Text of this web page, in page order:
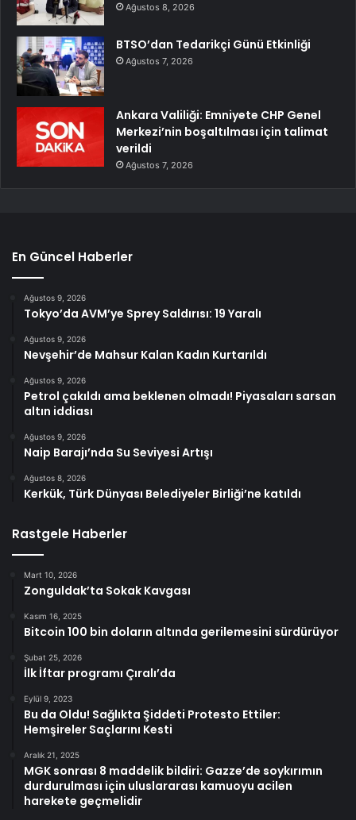
Ağustos 8, 2026
BTSO’dan Tedarikçi Günü Etkinliği
Ağustos 7, 2026
Ankara Valiliği: Emniyete CHP Genel
Merkezi’nin boşaltılması için talimat
verildi
Ağustos 7, 2026
En Güncel Haberler
Ağustos 9, 2026
Tokyo’da AVM’ye Sprey Saldırısı: 19 Yaralı
Ağustos 9, 2026
Nevşehir’de Mahsur Kalan Kadın Kurtarıldı
Ağustos 9, 2026
Petrol çakıldı ama beklenen olmadı! Piyasaları sarsan
altın iddiası
Ağustos 9, 2026
Naip Barajı’nda Su Seviyesi Artışı
Ağustos 8, 2026
Kerkük, Türk Dünyası Belediyeler Birliği’ne katıldı
Rastgele Haberler
Mart 10, 2026
Zonguldak’ta Sokak Kavgası
Kasım 16, 2025
Bitcoin 100 bin doların altında gerilemesini sürdürüyor
Şubat 25, 2026
İlk İftar programı Çıralı’da
Eylül 9, 2023
Bu da Oldu! Sağlıkta Şiddeti Protesto Ettiler:
Hemşireler Saçlarını Kesti
Aralık 21, 2025
MGK sonrası 8 maddelik bildiri: Gazze’de soykırımın
durdurulması için uluslararası kamuoyu acilen
harekete geçmelidir